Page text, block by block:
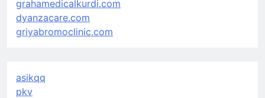
grahamedicalkurdi.com
dyanzacare.com
griyabromoclinic.com
asikqq
pkv